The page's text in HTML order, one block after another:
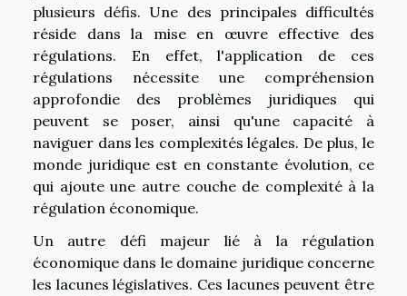
plusieurs défis. Une des principales difficultés
réside dans la mise en œuvre effective des
régulations. En effet, l'application de ces
régulations nécessite une compréhension
approfondie des problèmes juridiques qui
peuvent se poser, ainsi qu'une capacité à
naviguer dans les complexités légales. De plus, le
monde juridique est en constante évolution, ce
qui ajoute une autre couche de complexité à la
régulation économique.
Un autre défi majeur lié à la régulation
économique dans le domaine juridique concerne
les lacunes législatives. Ces lacunes peuvent être